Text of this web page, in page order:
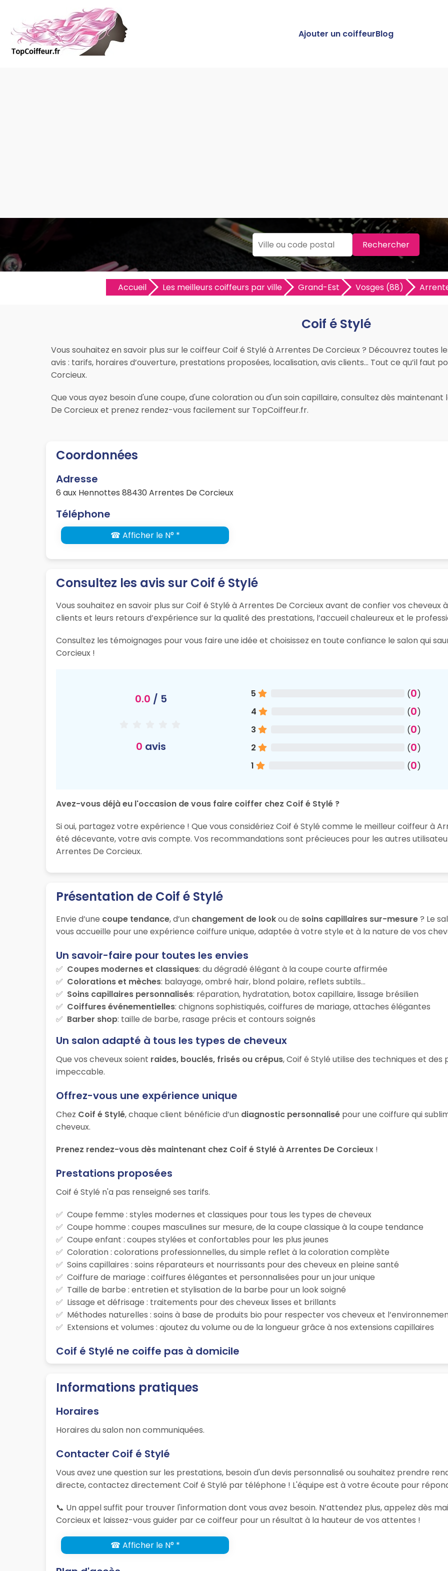
Ajouter un coiffeurBlog
Rechercher
Accueil Les meilleurs coiffeurs par ville Grand-Est Vosges (88)
Coif é Stylé
Vous souhaitez en savoir plus sur le coiffeur Coif é Stylé à Arrentes De Corcieux ? Découvrez toutes
avis : tarifs, horaires d’ouverture, prestations proposées, localisation, avis clients… Tout ce qu’il faut
Corcieux.
Que vous ayez besoin d'une coupe, d'une coloration ou d'un soin capillaire, consultez dès
De Corcieux et prenez rendez-vous facilement sur TopCoiffeur.fr.
Coordonnées
Adresse
6 aux Hennottes 88430 Arrentes De Corcieux
Téléphone
☎ Afficher le N° *
Consultez les avis sur Coif é Stylé
Vous souhaitez en savoir plus sur Coif é Stylé à Arrentes De Corcieux avant de confier vos cheveux
clients et leurs retours d’expérience sur la qualité des prestations, l’accueil chaleureux et le
Consultez les témoignages pour vous faire une idée et choisissez en toute confiance le salon qui
Corcieux !
0.0 / 5
0 avis
5 (0)
4
(0)
3
(0)
2
(0)
1
(0)
Avez-vous déjà eu l'occasion de vous faire coiffer chez Coif é Stylé ?
Si oui, partagez votre expérience ! Que vous considériez Coif é Stylé comme le meilleur coiffeur à
été décevante, votre avis compte. Vos recommandations sont précieuces pour les autres
Arrentes De Corcieux.
Présentation de Coif é Stylé
Envie d’une coupe tendance, d’un changement de lookou de soins capillaires sur-mesure? Le
vous accueille pour une expérience coiffure unique, adaptée à votre style et à la nature de vos
Un savoir-faire pour toutes les envies
Coupes modernes et classiques: du dégradé élégant à la coupe courte affirmée
Colorations et mèches: balayage, ombré hair, blond polaire, reflets subtils…
Soins capillaires personnalisés: réparation, hydratation, botox capillaire, lissage brésilien
Coiffures événementielles: chignons sophistiqués, coiffures de mariage, attaches élégantes
Barber shop: taille de barbe, rasage précis et contours soignés
Un salon adapté à tous les types de cheveux
Que vos cheveux soient raides, bouclés, frisés ou crépus, Coif é Stylé utilise des techniques et
impeccable.
Offrez-vous une expérience unique
Chez Coif é Stylé, chaque client bénéficie d’un diagnostic personnalisé pour une coiffure qui
cheveux.
Prenez rendez-vous dès maintenant chez Coif é Stylé à Arrentes De Corcieux !
Prestations proposées
Coif é Stylé n'a pas renseigné ses tarifs.
Coupe femme : styles modernes et classiques pour tous les types de cheveux
Coupe homme : coupes masculines sur mesure, de la coupe classique à la coupe tendance
Coupe enfant : coupes stylées et confortables pour les plus jeunes
Coloration : colorations professionnelles, du simple reflet à la coloration complète
Soins capillaires : soins réparateurs et nourrissants pour des cheveux en pleine santé
Coiffure de mariage : coiffures élégantes et personnalisées pour un jour unique
Taille de barbe : entretien et stylisation de la barbe pour un look soigné
Lissage et défrisage : traitements pour des cheveux lisses et brillants
Méthodes naturelles : soins à base de produits bio pour respecter vos cheveux et
Extensions et volumes : ajoutez du volume ou de la longueur grâce à nos extensions capillaires
Coif é Stylé ne coiffe pas à domicile
Informations pratiques
Horaires
Horaires du salon non communiquées.
Contacter Coif é Stylé
Vous avez une question sur les prestations, besoin d'un devis personnalisé ou souhaitez prendre
directe, contactez directement Coif é Stylé par téléphone ! L'équipe est à votre écoute pour
📞 Un appel suffit pour trouver l'information dont vous avez besoin. N’attendez plus, appelez dès
Corcieux et laissez-vous guider par ce coiffeur pour un résultat à la hauteur de vos attentes !
☎ Afficher le N° *